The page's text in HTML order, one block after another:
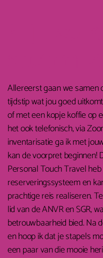
Allereerst gaan we samen
tijdstip wat jou goed
of met een kopje koffie op
het ook telefonisch, via
inventarisatie ga ik met
kan de voorpret beginnen!
Personal Touch Travel
reserveringssysteem en
prachtige reis realiseren.
lid van de ANVR en SGR,
betrouwbaarheid bied. Na
en hoop ik dat je stapels
een paar van die mooie